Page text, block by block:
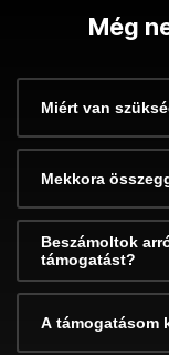
Még
Miért van
Mekkora
Beszámoltok
támogatást?
A támogatásom